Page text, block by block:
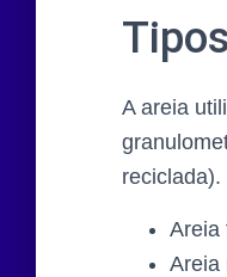
A areia
Areia
Areia